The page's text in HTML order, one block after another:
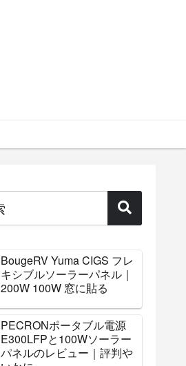
BougeRV Yuma CIGS フレ
キシブルソーラーパネル｜
200W 100W 窓に貼る
PECRONポータブル電源
E300LFPと100Wソーラー
パネルのレビュー｜評判や